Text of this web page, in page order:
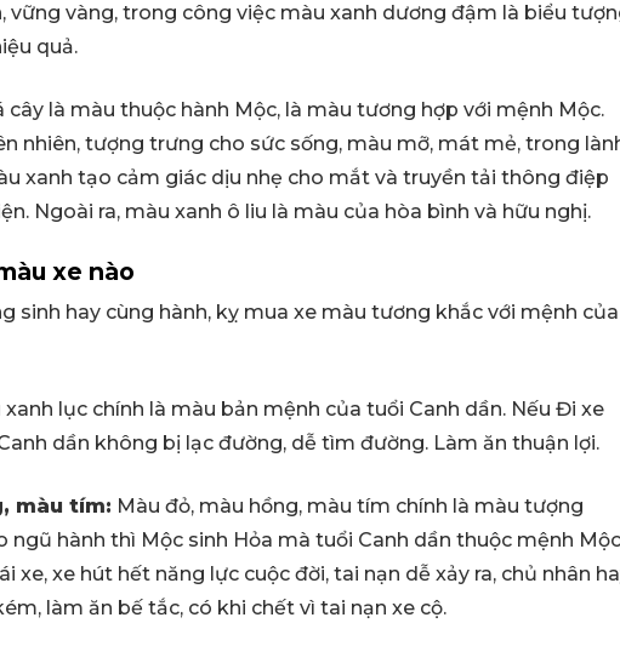
vững vàng, trong công việc màu xanh dương đậm là biểu
quả.
cây là màu thuộc hành Mộc, là màu tương hợp với mệnh Mộc.
nhiên, tượng trưng cho sức sống, màu mỡ, mát mẻ, trong
xanh tạo cảm giác dịu nhẹ cho mắt và truyền tải thông điệp
Ngoài ra, màu xanh ô liu là màu của hòa bình và hữu nghị.
xe nào
sinh hay cùng hành, kỵ mua xe màu tương khắc với mệnh của
xanh lục chính là màu bản mệnh của tuổi Canh dần. Nếu Đi xe
dần không bị lạc đường, dễ tìm đường. Làm ăn thuận lợi.
màu tím: Màu đỏ, màu hồng, màu tím chính là màu tượng
ngũ hành thì Mộc sinh Hỏa mà tuổi Canh dần thuộc mệnh
xe, xe hút hết năng lực cuộc đời, tai nạn dễ xảy ra, chủ nhân
làm ăn bế tắc, có khi chết vì tai nạn xe cộ.